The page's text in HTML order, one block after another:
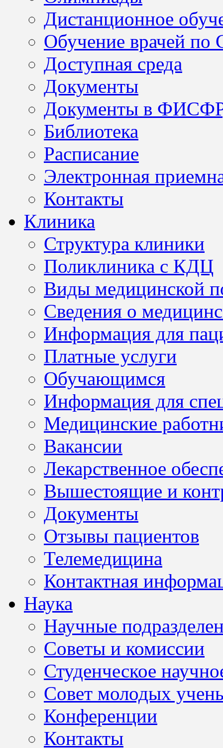
Дистанционное
Обучение врачей по
Доступная среда
Документы
Документы в
Библиотека
Расписание
Электронная
Контакты
Клиника
Структура клиники
Поликлиника с КДЦ
Виды медицинской
Сведения о
Информация для
Платные услуги
Обучающимся
Информация для
Медицинские
Вакансии
Лекарственное
Вышестоящие и
Документы
Отзывы пациентов
Телемедицина
Контактная
Наука
Научные
Советы и комиссии
Студенческое
Совет молодых
Конференции
Контакты